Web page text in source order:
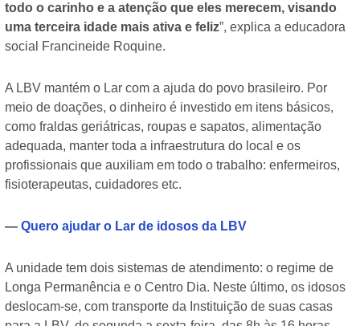
todo o carinho e a atenção que eles merecem, visando
uma terceira idade mais ativa e feliz”, explica a educadora
social Francineide Roquine.
A LBV mantém o Lar com a ajuda do povo brasileiro. Por
meio de doações, o dinheiro é investido em itens básicos,
como fraldas geriátricas, roupas e sapatos, alimentação
adequada, manter toda a infraestrutura do local e os
profissionais que auxiliam em todo o trabalho: enfermeiros,
fisioterapeutas, cuidadores etc.
— Quero ajudar o Lar de idosos da LBV
A unidade tem dois sistemas de atendimento: o regime de
Longa Permanência e o Centro Dia. Neste último, os idosos
deslocam-se, com transporte da Instituição de suas casas